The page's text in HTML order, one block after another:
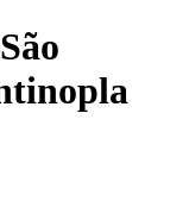
São